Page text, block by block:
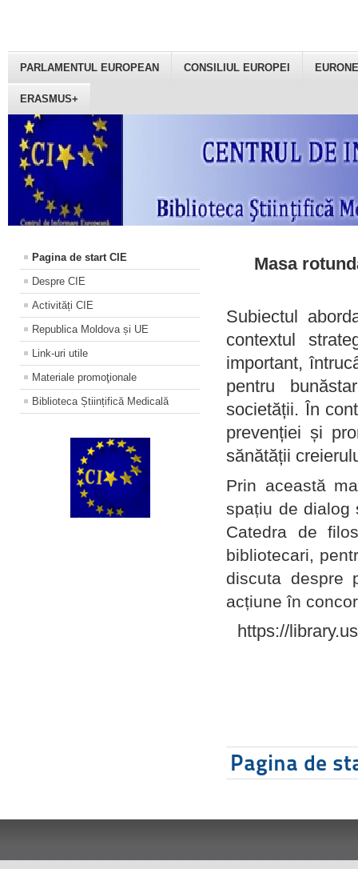
PARLAMENTUL EUROPEAN CONSILIUL EUROPEI
ERASMUS+
Pagina de start CIE
Despre CIE
Activități CIE
Republica Moldova și UE
Link-uri utile
Materiale promoţionale
Biblioteca Științifică Medicală
Masa
Subiectul
contextul
important,
pentru
societății. În
prevenției și
sănătății
Prin această
spațiu de dialog
Catedra de
bibliotecari,
discuta despre
acțiune în
https://
Pagina de